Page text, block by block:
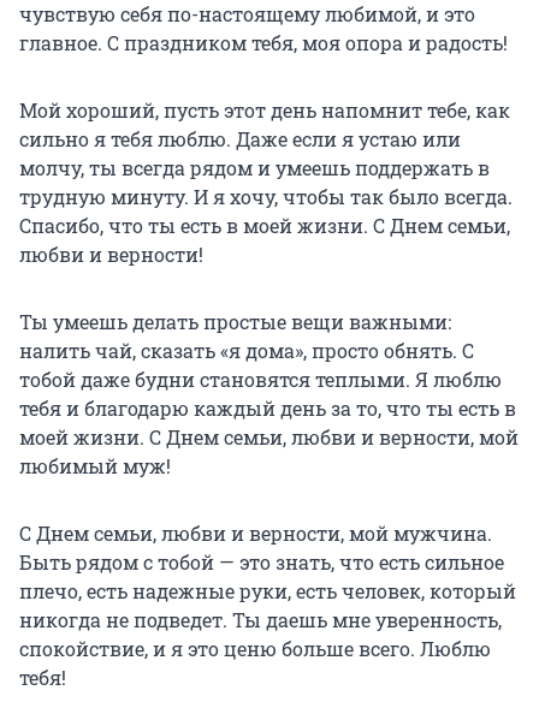
чувствую себя по-настоящему любимой, и это
главное. С праздником тебя, моя опора и радость!
Мой хороший, пусть этот день напомнит тебе, как
сильно я тебя люблю. Даже если я устаю или
молчу, ты всегда рядом и умеешь поддержать в
трудную минуту. И я хочу, чтобы так было всегда.
Спасибо, что ты есть в моей жизни. С Днем семьи,
любви и верности!
Ты умеешь делать простые вещи важными:
налить чай, сказать «я дома», просто обнять. С
тобой даже будни становятся теплыми. Я люблю
тебя и благодарю каждый день за то, что ты есть в
моей жизни. С Днем семьи, любви и верности, мой
любимый муж!
С Днем семьи, любви и верности, мой мужчина.
Быть рядом с тобой — это знать, что есть сильное
плечо, есть надежные руки, есть человек, который
никогда не подведет. Ты даешь мне уверенность,
спокойствие, и я это ценю больше всего. Люблю
тебя!